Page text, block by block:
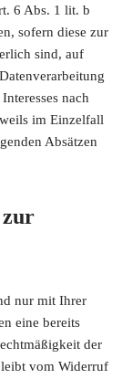
6 Abs. 1 lit. b
sofern diese zur
sind, auf
nach
im Einzelfall
Absätzen
nur mit Ihrer
eine bereits
der
vom Widerruf